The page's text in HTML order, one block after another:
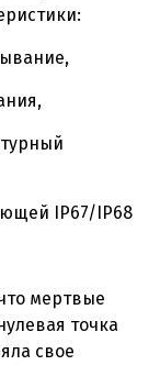
IP67/IP68
мертвые
точка
свое